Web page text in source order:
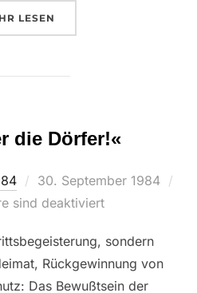
ÜBER “VOM SIEBTEN ZWERG
LESEN
die Dörfer!«
Veröffentlicht
am
30. September 1984
sind deaktiviert
sondern
Rückgewinnung von
Das Bewußtsein der